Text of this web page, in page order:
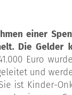
einer
Die Gelder
Euro
und
ist Kinder-